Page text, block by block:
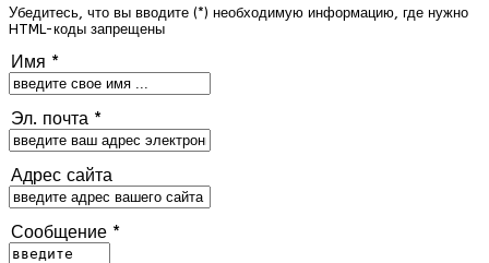
Убедитесь, что вы вводите (*) необходимую информацию, где нужно
HTML-коды запрещены
Имя *
Эл. почта *
Адрес сайта
Сообщение *